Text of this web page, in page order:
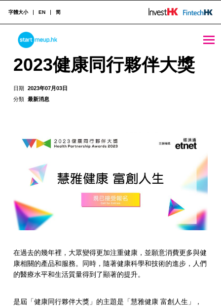
2023健康同行夥伴大獎 - StartmeupHK
STARTMEUPHK
STARTMEUPHK FESTIVAL IS THE LEADING STARTUP AND INNOVATION CONFERENCE EVENT IN HONG KONG
字體大小 EN 简
2023健康同行夥伴大獎
日期 2023年07月03日
分類 最新消息
在過去的幾年裡，大眾變得更加注重健康，並願意消費更多與健
康相關的產品和服務。同時，隨著健康科學和技術的進步，人們
的醫療水平和生活質量得到了顯著的提升。
是屆「健康同行夥伴大獎」的主題是「慧雅健康 富創人生」，